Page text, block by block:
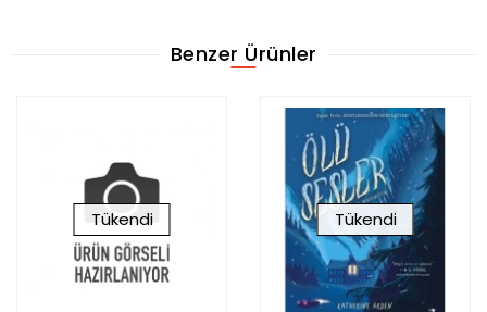
Benzer Ürünler
Tükendi Tükendi